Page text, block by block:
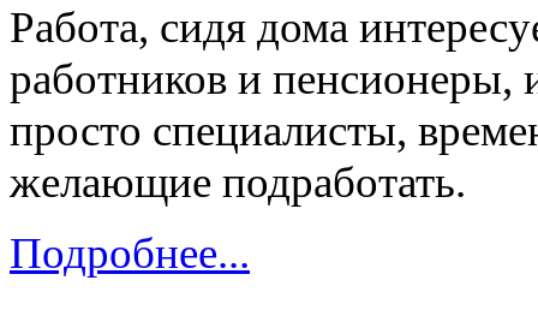
Работа, сидя дома
работников и
просто специалисты,
желающие подработать.
Подробнее...